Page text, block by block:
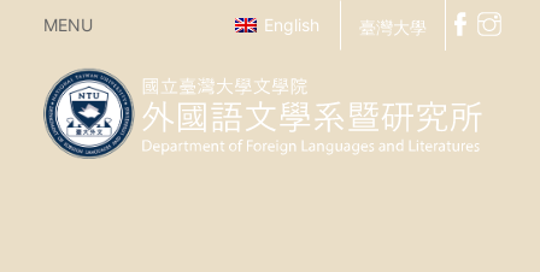
MENU English 臺灣大學